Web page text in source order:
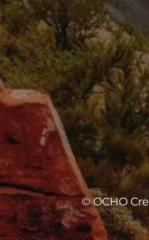
© OCHO